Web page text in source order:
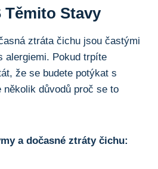
Těmito ‌stavy
ztráta čichu jsou častými
alergiemi. ‌Pokud trpíte
že⁢ se budete potýkat s
důvodů proč ⁢se ⁤to
a dočasné​ ztráty ⁣čichu: